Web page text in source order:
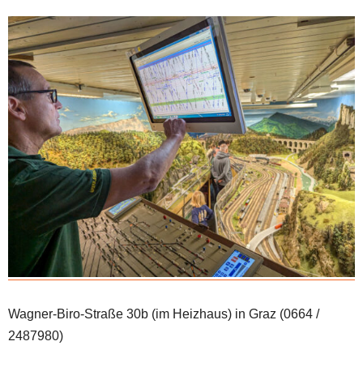
Wagner-Biro-Straße 30b (im Heizhaus) in Graz (0664 /
2487980)